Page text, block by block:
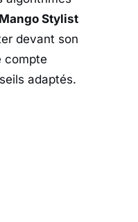
Mango Stylist
devant son
compte
adaptés.